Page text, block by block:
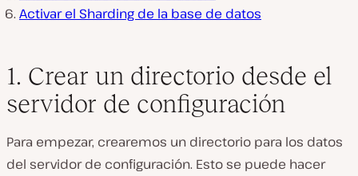
Activar el Sharding de la base de datos
1. Crear un directorio desde el
servidor de configuración
Para empezar, crearemos un directorio para los datos
del servidor de configuración. Esto se puede hacer